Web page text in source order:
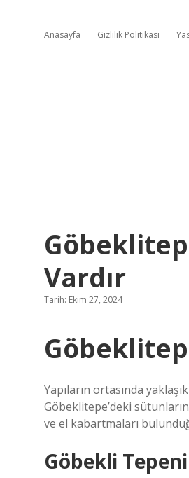
Anasayfa Gizlilik Politikası
Vardır
Tarih: Ekim 27, 2024
Yapıların ortasında
Göbeklitepe’deki
ve el kabartmaları
Göbekli